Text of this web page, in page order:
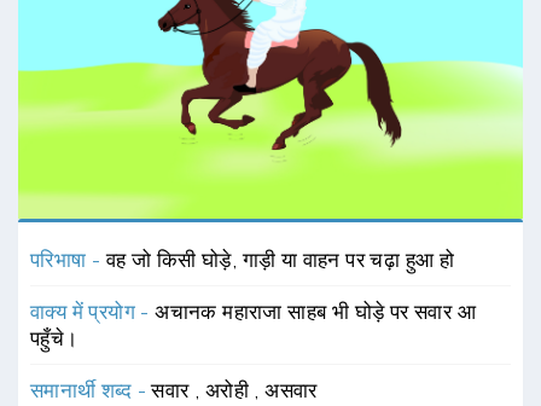
परिभाषा -वह जो किसी घोड़े, गाड़ी या वाहन पर चढ़ा हुआ हो
वाक्य में प्रयोग -अचानक महाराजा साहब भी घोड़े पर सवार आ
पहुँचे।
समानार्थी शब्द -सवार अरोही ,असवार